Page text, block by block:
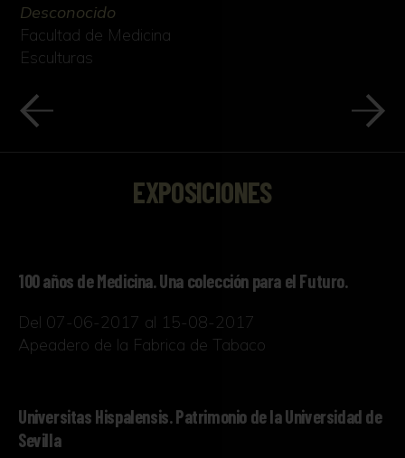
Desconocido
Facultad de Medicina
Esculturas
EXPOSICIONES
100 años de Medicina. Una colección para el Futuro.
Del 07-06-2017 al 15-08-2017
Apeadero de la Fabrica de Tabaco
Universitas Hispalensis. Patrimonio de la Universidad de
Sevilla